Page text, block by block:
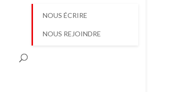
NOUS ÉCRIRE
NOUS REJOINDRE